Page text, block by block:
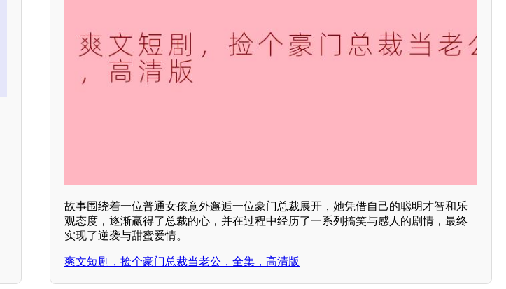
故事围绕着一位普通女孩意外邂逅一位豪门总裁展开，她凭借自己的聪明才智和乐
观态度，逐渐赢得了总裁的心，并在过程中经历了一系列搞笑与感人的剧情，最终
实现了逆袭与甜蜜爱情。
爽文短剧，捡个豪门总裁当老公，全集，高清版